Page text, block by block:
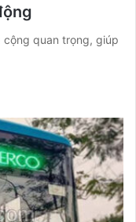
quan trọng, giúp